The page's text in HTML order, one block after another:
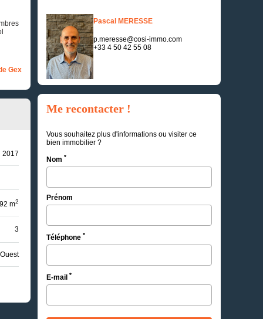
Gex
2017
92 m2
3
Ouest
Pascal MERESSE
p.meresse@cosi-immo.com
+33 4 50 42 55 08
Me recontacter !
Vous souhaitez plus d'informations ou visiter ce
bien immobilier ?
Nom *
Prénom
Téléphone *
E-mail *